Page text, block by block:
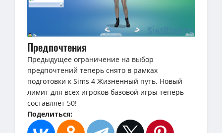
Предпочтения
Предыдущее ограничение на выбор
предпочтений теперь снято в рамках
подготовки к Sims 4 Жизненный путь. Новый
лимит для всех игроков базовой игры теперь
составляет 50!
Поделиться: